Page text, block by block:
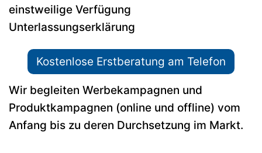
einstweilige Verfügung
Unterlassungserklärung
Kostenlose Erstberatung am Telefon
Wir begleiten Werbekampagnen und
Produktkampagnen (online und offline) vom
Anfang bis zu deren Durchsetzung im Markt.